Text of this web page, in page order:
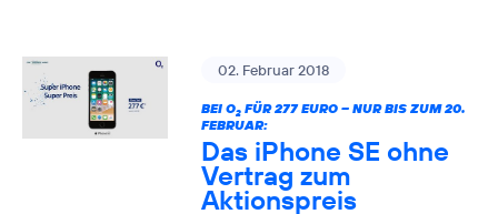
02. Februar 2018
BEI O2FÜR 277 EURO – NUR BIS ZUM 20.
FEBRUAR:
Das iPhone SE ohne
Vertrag zum
Aktionspreis